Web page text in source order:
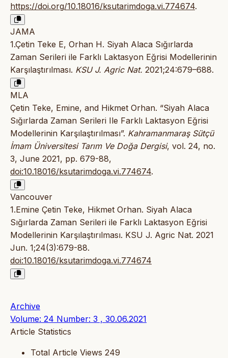
https://doi.org/10.18016/ksutarimdoga.vi.774674.
JAMA
1.Çetin Teke E, Orhan H. Siyah Alaca Sığırlarda
Zaman Serileri ile Farklı Laktasyon Eğrisi Modellerinin
Karşılaştırılması. KSU J. Agric Nat. 2021;24:679–688.
MLA
Çetin Teke, Emine, and Hikmet Orhan. “Siyah Alaca
Sığırlarda Zaman Serileri Ile Farklı Laktasyon Eğrisi
Modellerinin Karşılaştırılması”. Kahramanmaraş Sütçü
İmam Üniversitesi Tarım Ve Doğa Dergisi, vol. 24, no.
3, June 2021, pp. 679-88,
doi:10.18016/ksutarimdoga.vi.774674.
Vancouver
1.Emine Çetin Teke, Hikmet Orhan. Siyah Alaca
Sığırlarda Zaman Serileri ile Farklı Laktasyon Eğrisi
Modellerinin Karşılaştırılması. KSU J. Agric Nat. 2021
Jun. 1;24(3):679-88.
doi:10.18016/ksutarimdoga.vi.774674
Archive
Volume: 24 Number: 3 , 30.06.2021
Article Statistics
Total Article Views 249